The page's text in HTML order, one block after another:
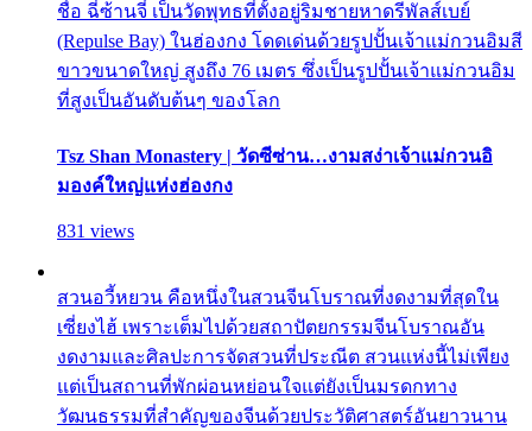
ชื่อ ฉี่ซ้านจี๋ เป็นวัดพุทธที่ตั้งอยู่ริมชายหาดรีพัลส์เบย์
(Repulse Bay) ในฮ่องกง โดดเด่นด้วยรูปปั้นเจ้าแม่กวนอิมสี
ขาวขนาดใหญ่ สูงถึง 76 เมตร ซึ่งเป็นรูปปั้นเจ้าแม่กวนอิม
ที่สูงเป็นอันดับต้นๆ ของโลก
Tsz Shan Monastery | วัดซีซ่าน…งามสง่าเจ้าแม่กวนอิ
มองค์ใหญ่แห่งฮ่องกง
831 views
สวนอวี้หยวน คือหนึ่งในสวนจีนโบราณที่งดงามที่สุดใน
เซี่ยงไฮ้ เพราะเต็มไปด้วยสถาปัตยกรรมจีนโบราณอัน
งดงามและศิลปะการจัดสวนที่ประณีต สวนแห่งนี้ไม่เพียง
แต่เป็นสถานที่พักผ่อนหย่อนใจแต่ยังเป็นมรดกทาง
วัฒนธรรมที่สำคัญของจีนด้วยประวัติศาสตร์อันยาวนาน